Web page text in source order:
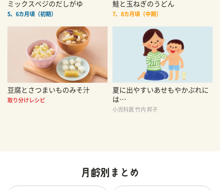
ミックスベジのだしがゆ
5、6カ月頃（初期）
鮭と玉ねぎのうどん
7、8カ月頃（中期）
豆腐とさつまいものみそ汁
取り分けレシピ
夏に出やすいあせもやかぶれに
は…
小児科医 竹内 邦子